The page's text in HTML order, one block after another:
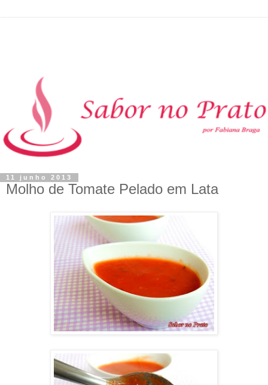
11 junho 2013
Molho de Tomate Pelado em Lata